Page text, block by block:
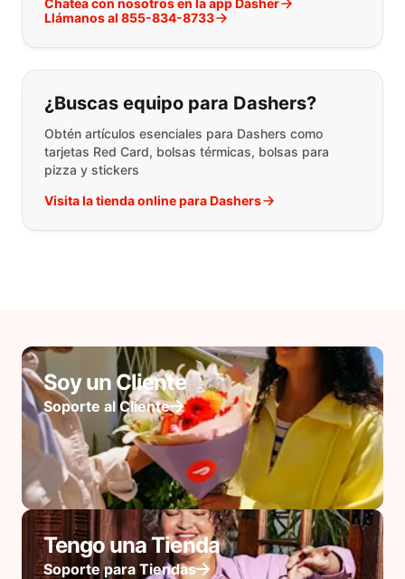
Chatea con nosotros en la app Dasher
Llámanos al 855-834-8733
¿Buscas equipo para Dashers?
Obtén artículos esenciales para Dashers como
tarjetas Red Card, bolsas térmicas, bolsas para
pizza y stickers
Visita la tienda online para Dashers
Soy un Cliente
Soporte al Cliente
Tengo una Tienda
Soporte para Tiendas